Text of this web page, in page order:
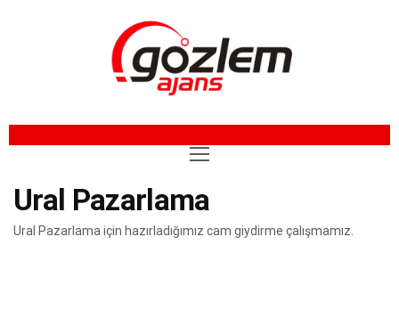
Ural Pazarlama
Ural Pazarlama için hazırladığımız cam giydirme çalışmamız.